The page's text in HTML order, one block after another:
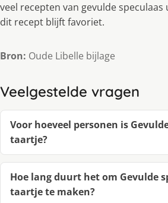
veel recepten van gevulde
dit recept blijft favoriet.
Bron: Oude Libelle bijlage
Veelgestelde vragen
Voor hoeveel personen is
taartje?
Hoe lang duurt het om Gevulde
taartje te maken?